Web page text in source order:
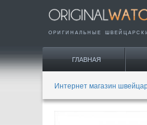
ОРИГИНАЛЬНЫЕ
ГЛАВНАЯ
Интернет магазин